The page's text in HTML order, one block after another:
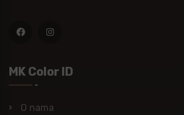
MK Color ID
O nama